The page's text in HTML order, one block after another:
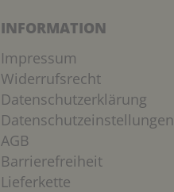
INFORMATION
Impressum
Widerrufsrecht
Datenschutzerklärung
Datenschutzeinstellungen
AGB
Barrierefreiheit
Lieferkette